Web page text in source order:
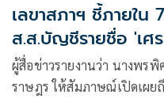
เลขาสภาฯ ชี้ภายใน
ส.ส.บัญชีรายชื่อ 'เศ
'มิ่งขวัญ'
ผู้สื่อข่าวรายงานว่า นางพร
ราษฎร ให้สัมภาษณ์เปิดเผย